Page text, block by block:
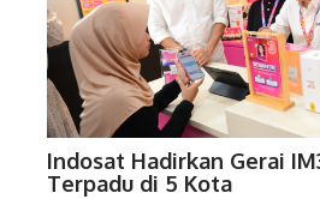
Indosat Hadirkan Gerai
Terpadu di 5 Kota